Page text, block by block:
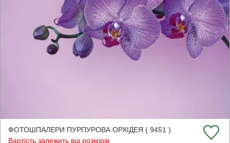
ФОТОШПАЛЕРИ ПУРПУРОВА ОРХІДЕЯ ( 9451 )
Вартість залежить від розмірів